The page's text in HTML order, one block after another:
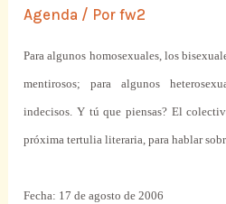
Agenda / Porfw2
Para algunos homosexuales, los
mentirosos; para algunos
indecisos. Y tú que piensas? El
próxima tertulia literaria, para hablar
Fecha: 17 de agosto de 2006